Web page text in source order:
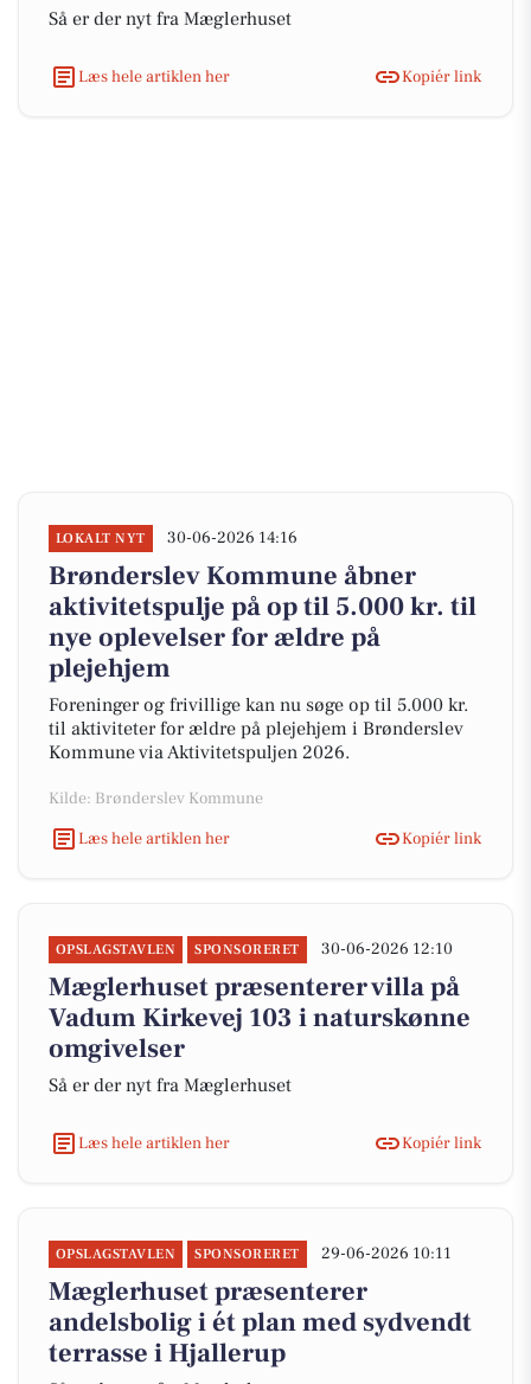
Så er der nyt fra Mæglerhuset
Læs hele artiklen her Kopiér link
LOKALT NYT 30-06-2026 14:16
Brønderslev Kommune åbner
aktivitetspulje på op til 5.000 kr. til
nye oplevelser for ældre på
plejehjem
Foreninger og frivillige kan nu søge op til 5.000 kr.
til aktiviteter for ældre på plejehjem i Brønderslev
Kommune via Aktivitetspuljen 2026.
Kilde: Brønderslev Kommune
Læs hele artiklen her
Kopiér link
OPSLAGSTAVLEN SPONSORERET 30-06-2026 12:10
Mæglerhuset præsenterer villa på
Vadum Kirkevej 103 i naturskønne
omgivelser
Så er der nyt fra Mæglerhuset
Læs hele artiklen her Kopiér link
OPSLAGSTAVLEN SPONSORERET 29-06-2026 10:11
Mæglerhuset præsenterer
andelsbolig i ét plan med sydvendt
terrasse i Hjallerup